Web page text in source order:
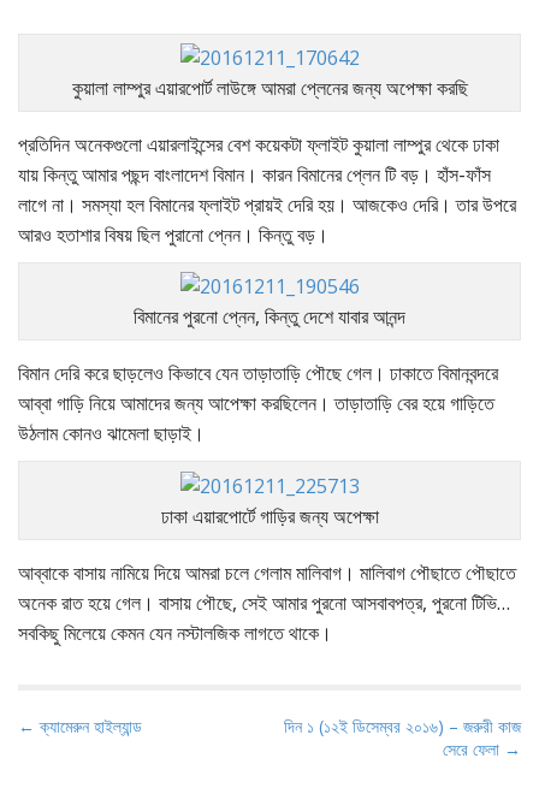
কুয়ালা লাম্পুর এয়ারপোর্ট লাউঙ্গে আমরা প্লেনের জন্য অপেক্ষা করছি
প্রতিদিন অনেকগুলো এয়ারলাইন্সের বেশ কয়েকটা ফ্লাইট কুয়ালা লাম্পুর থেকে ঢাকা
যায় কিন্তু আমার পছন্দ বাংলাদেশ বিমান। কারন বিমানের প্লেন টি বড়। হাঁস-ফাঁস
লাগে না। সমস্যা হল বিমানের ফ্লাইট প্রায়ই দেরি হয়। আজকেও দেরি। তার উপরে
আরও হতাশার বিষয় ছিল পুরানো প্নেন। কিন্তু বড়।
বিমানের পুরনো প্নেন, কিন্তু দেশে যাবার আনন্দ
বিমান দেরি করে ছাড়লেও কিভাবে যেন তাড়াতাড়ি পৌছে গেল। ঢাকাতে বিমানবন্দরে
আব্বা গাড়ি নিয়ে আমাদের জন্য আপেক্ষা করছিলেন। তাড়াতাড়ি বের হয়ে গাড়িতে
উঠলাম কোনও ঝামেলা ছাড়াই।
ঢাকা এয়ারপোর্টে গাড়ির জন্য অপেক্ষা
আব্বাকে বাসায় নামিয়ে দিয়ে আমরা চলে গেলাম মালিবাগ। মালিবাগ পৌছাতে পৌছাতে
অনেক রাত হয়ে গেল। বাসায় পৌছে, সেই আমার পুরনো আসবাবপত্র, পুরনো টিভি…
সবকিছু মিলেয়ে কেমন যেন নস্টালজিক লাগতে থাকে।
P
← ক্যামেরুন হাইল্যান্ড
দিন ১ (১২ই ডিসেম্বর ২০১৬) – জরুরী কাজ
সেরে ফেলা →